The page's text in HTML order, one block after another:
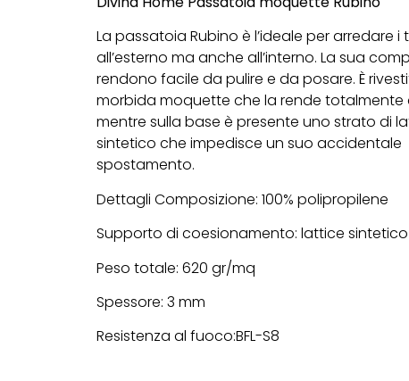
La passatoia Rubino è l’ideale per arredare i
all’esterno ma anche all’interno. La sua
rendono facile da pulire e da posare. È
morbida moquette che la rende totalmente
mentre sulla base è presente uno strato di
sintetico che impedisce un suo accidentale
spostamento.
Dettagli Composizione: 100% polipropilene
Supporto di coesionamento: lattice sintetico
Peso totale: 620 gr/mq
Spessore: 3 mm
Resistenza al fuoco:BFL-S8